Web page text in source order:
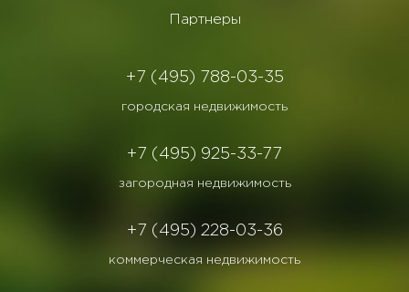
Партнеры
+7 (495) 788-03-35
городская недвижимость
+7 (495) 925-33-77
загородная недвижимость
+7 (495) 228-03-36
коммерческая недвижимость